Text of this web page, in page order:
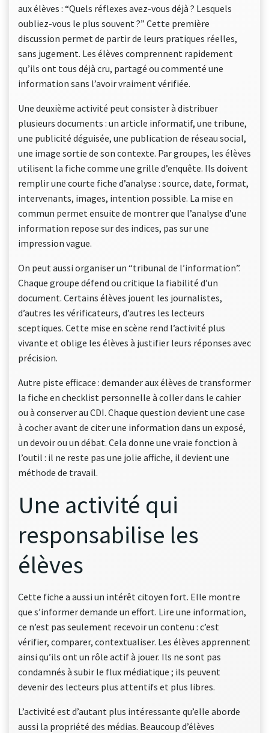
aux élèves : “Quels réflexes avez-vous déjà ? Lesquels
oubliez-vous le plus souvent ?” Cette première
discussion permet de partir de leurs pratiques réelles,
sans jugement. Les élèves comprennent rapidement
qu’ils ont tous déjà cru, partagé ou commenté une
information sans l’avoir vraiment vérifiée.
Une deuxième activité peut consister à distribuer
plusieurs documents : un article informatif, une tribune,
une publicité déguisée, une publication de réseau social,
une image sortie de son contexte. Par groupes, les élèves
utilisent la fiche comme une grille d’enquête. Ils doivent
remplir une courte fiche d’analyse : source, date, format,
intervenants, images, intention possible. La mise en
commun permet ensuite de montrer que l’analyse d’une
information repose sur des indices, pas sur une
impression vague.
On peut aussi organiser un “tribunal de l’information”.
Chaque groupe défend ou critique la fiabilité d’un
document. Certains élèves jouent les journalistes,
d’autres les vérificateurs, d’autres les lecteurs
sceptiques. Cette mise en scène rend l’activité plus
vivante et oblige les élèves à justifier leurs réponses avec
précision.
Autre piste efficace : demander aux élèves de transformer
la fiche en checklist personnelle à coller dans le cahier
ou à conserver au CDI. Chaque question devient une case
à cocher avant de citer une information dans un exposé,
un devoir ou un débat. Cela donne une vraie fonction à
l’outil : il ne reste pas une jolie affiche, il devient une
méthode de travail.
Une activité qui
responsabilise les
élèves
Cette fiche a aussi un intérêt citoyen fort. Elle montre
que s’informer demande un effort. Lire une information,
ce n’est pas seulement recevoir un contenu : c’est
vérifier, comparer, contextualiser. Les élèves apprennent
ainsi qu’ils ont un rôle actif à jouer. Ils ne sont pas
condamnés à subir le flux médiatique ; ils peuvent
devenir des lecteurs plus attentifs et plus libres.
L’activité est d’autant plus intéressante qu’elle aborde
aussi la propriété des médias. Beaucoup d’élèves